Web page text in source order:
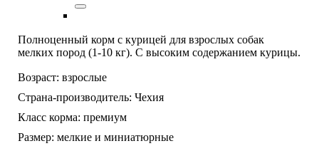
Полноценный корм с курицей для взрослых собак
мелких пород (1-10 кг). С высоким содержанием курицы.
Возраст: взрослые
Страна-производитель: Чехия
Класс корма: премиум
Размер: мелкие и миниатюрные